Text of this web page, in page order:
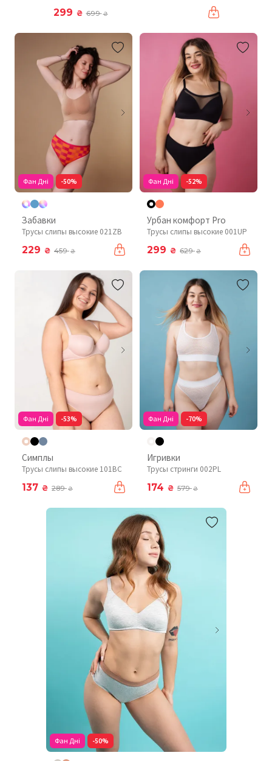
299 ₴ 699₴
Фан Дні -50%
Забавки
Трусы слипы высокие 021ZB
229 ₴ 459₴
Фан Дні -52%
Урбан комфорт Pro
Трусы слипы высокие 001UP
299 ₴ 629₴
Фан Дні -53%
Симплы
Трусы слипы высокие 101BC
137 ₴ 289₴
Фан Дні -70%
Игривки
Трусы стринги 002PL
174 ₴ 579₴
Фан Дні -50%